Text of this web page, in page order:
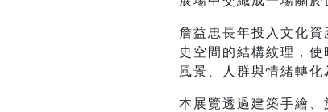
詹益忠長年投入文化
史空間的結構紋理，
風景、人群與情緒轉化
本展覽透過建築手繪